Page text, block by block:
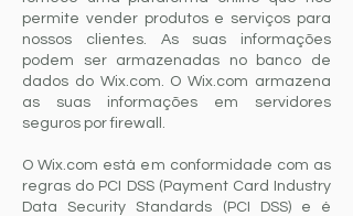
permite vender produtos e serviços para
nossos clientes. As suas informações
podem ser armazenadas no banco de
dados do Wix.com. O Wix.com armazena
as suas informações em servidores
seguros por firewall.
O Wix.com está em conformidade com as
regras do PCI DSS (Payment Card Industry
Data Security Standards (PCI DSS) e é